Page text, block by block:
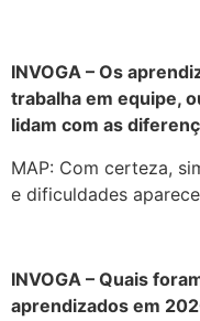
INVOGA – Os
trabalha em equipe,
lidam com as
MAP: Com certeza,
e dificuldades
INVOGA – Quais
aprendizados em